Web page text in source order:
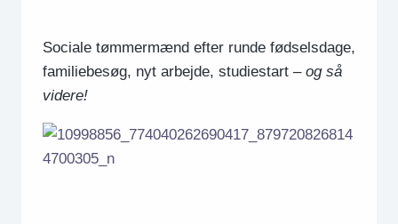
Sociale tømmermænd efter runde fødselsdage,
familiebesøg, nyt arbejde, studiestart – og så
videre!